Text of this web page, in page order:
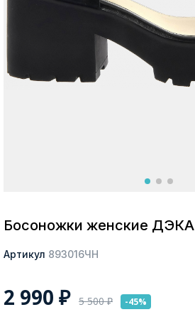
Босоножки женские ДЭКА
Артикул 893016ЧН
2 990 ₽ 5 500₽ -45%